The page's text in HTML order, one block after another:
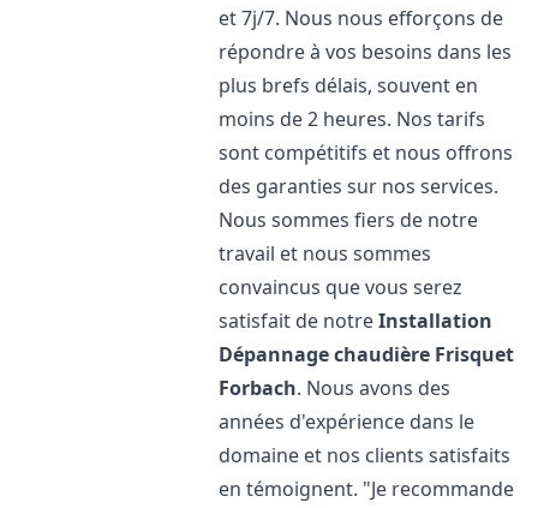
et 7j/7. Nous nous efforçons de
répondre à vos besoins dans les
plus brefs délais, souvent en
moins de 2 heures. Nos tarifs
sont compétitifs et nous offrons
des garanties sur nos services.
Nous sommes fiers de notre
travail et nous sommes
convaincus que vous serez
satisfait de notreInstallation
Dépannage chaudière Frisquet
Forbach. Nous avons des
années d'expérience dans le
domaine et nos clients satisfaits
en témoignent. "Je recommande